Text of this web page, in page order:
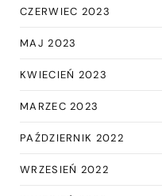
CZERWIEC 2023
MAJ 2023
KWIECIEŃ 2023
MARZEC 2023
PAŹDZIERNIK 2022
WRZESIEŃ 2022